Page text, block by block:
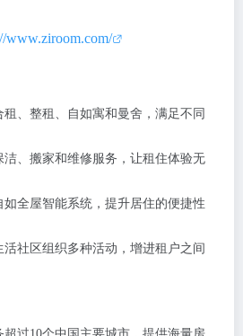
www.ziroom.com/
租、整租、自如寓和曼舍，满足不同
洁、搬家和维修服务，让租住体验无
如全屋智能系统，提升居住的便捷性
活社区组织多种活动，增进租户之间